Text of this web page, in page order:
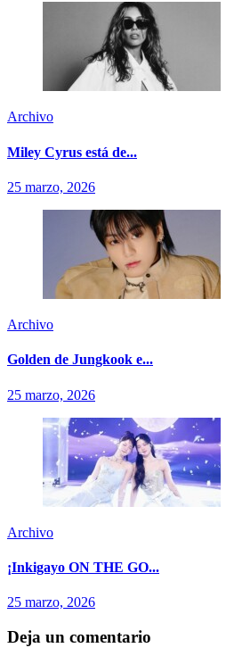
Archivo
Miley Cyrus está de...
25 marzo, 2026
Archivo
Golden de Jungkook e...
25 marzo, 2026
Archivo
¡Inkigayo ON THE GO...
25 marzo, 2026
Deja un comentario